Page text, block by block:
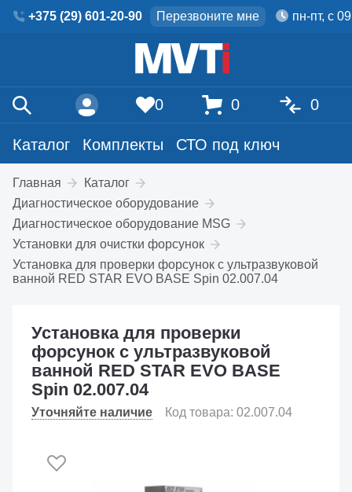
+375 (29) 601-20-90 Перезвоните мне пн-пт, с
Каталог Комплекты СТО под ключ
0 0 0
Главная
Каталог
Диагностическое оборудование
Диагностическое оборудование MSG
Установки для очистки форсунок
Установка для проверки форсунок с ультразвуковой
ванной RED STAR EVO BASE Spin 02.007.04
Установка для проверки
форсунок с ультразвуковой
ванной RED STAR EVO BASE
Spin 02.007.04
Уточняйте наличие Код товара: 02.007.04